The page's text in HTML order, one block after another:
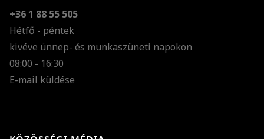
+36 1 88 55 505
Hétfő - péntek
kivéve ünnep- és munkaszüneti napokon
08:00 - 16:30
E-mail küldése